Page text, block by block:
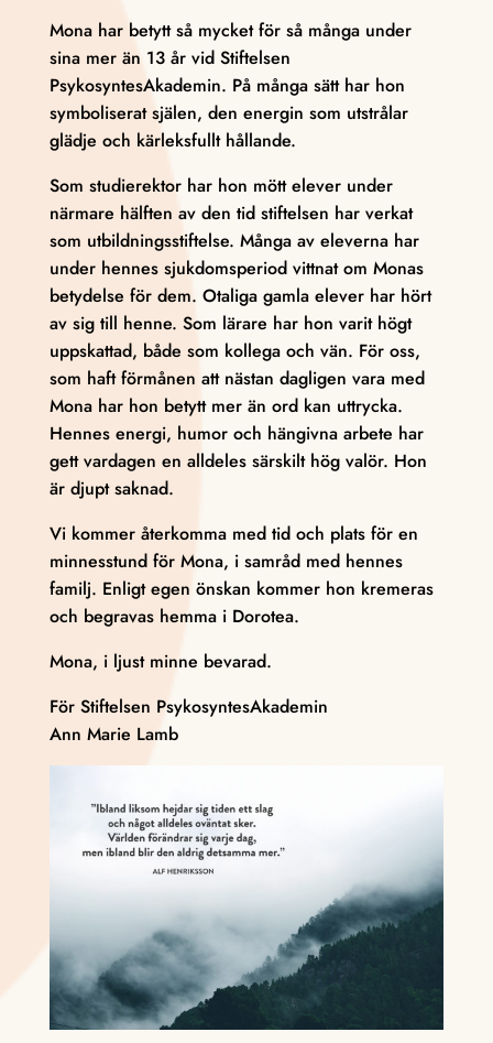
Mona har betytt så mycket för så många under
sina mer än 13 år vid Stiftelsen
PsykosyntesAkademin. På många sätt har hon
symboliserat själen, den energin som utstrålar
glädje och kärleksfullt hållande.
Som studierektor har hon mött elever under
närmare hälften av den tid stiftelsen har verkat
som utbildningsstiftelse. Många av eleverna har
under hennes sjukdomsperiod vittnat om Monas
betydelse för dem. Otaliga gamla elever har hört
av sig till henne. Som lärare har hon varit högt
uppskattad, både som kollega och vän. För oss,
som haft förmånen att nästan dagligen vara med
Mona har hon betytt mer än ord kan uttrycka.
Hennes energi, humor och hängivna arbete har
gett vardagen en alldeles särskilt hög valör. Hon
är djupt saknad.
Vi kommer återkomma med tid och plats för en
minnesstund för Mona, i samråd med hennes
familj. Enligt egen önskan kommer hon kremeras
och begravas hemma i Dorotea.
Mona, i ljust minne bevarad.
För Stiftelsen PsykosyntesAkademin
Ann Marie Lamb